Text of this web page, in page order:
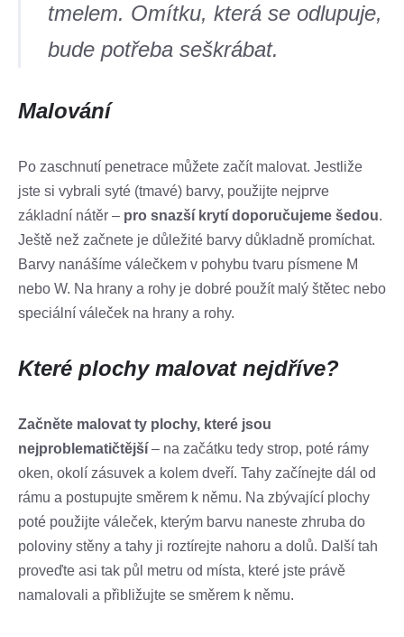
tmelem. Omítku, která se odlupuje,
bude potřeba seškrábat.
Malování
Po zaschnutí penetrace můžete začít malovat. Jestliže
jste si vybrali syté (tmavé) barvy, použijte nejprve
základní nátěr – pro snazší krytí doporučujeme šedou.
Ještě než začnete je důležité barvy důkladně promíchat.
Barvy nanášíme válečkem v pohybu tvaru písmene M
nebo W. Na hrany a rohy je dobré použít malý štětec nebo
speciální váleček na hrany a rohy.
Které plochy malovat nejdříve?
Začněte malovat ty plochy, které jsou
nejproblematičtější – na začátku tedy strop, poté rámy
oken, okolí zásuvek a kolem dveří. Tahy začínejte dál od
rámu a postupujte směrem k němu. Na zbývající plochy
poté použijte váleček, kterým barvu naneste zhruba do
poloviny stěny a tahy ji roztírejte nahoru a dolů. Další tah
proveďte asi tak půl metru od místa, které jste právě
namalovali a přibližujte se směrem k němu.